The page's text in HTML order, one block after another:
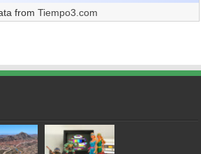
fromTiempo3.com